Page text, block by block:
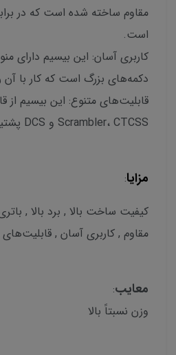
مقاوم ساخته شده است که در
است.
کاربری آسان: این بیسیم دارای
دکمه‌های بزرگ است که کار با آن
Scrambler، CTCSS و DCS پشتیبانی می‌کند.
مزایا:
کیفیت ساخت بالا , برد بالا ,
مقاوم , کاربری آسان ,
معایب:
وزن نسبتاً بالا